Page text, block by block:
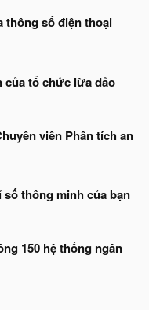
thông số điện thoại
của tổ chức lừa đảo
viên Phân tích an
thông minh của bạn
150 hệ thống ngân